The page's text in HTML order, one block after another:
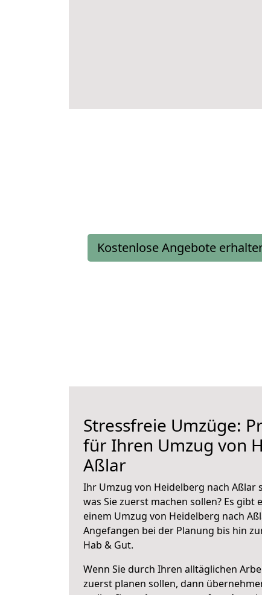
Kostenlose Angebote
Stressfreie Umzüge:
für Ihren Umzug von
Aßlar
Ihr Umzug von Heidelberg nach Aßlar
was Sie zuerst machen sollen? Es
einem Umzug von Heidelberg nach
Angefangen bei der Planung bis hin
Hab & Gut.
Wenn Sie durch Ihren alltäglichen
zuerst planen sollen, dann